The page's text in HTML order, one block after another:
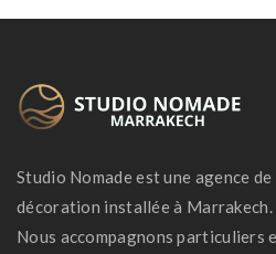
Studio Nomade est une agence
décoration installée à Marrakech.
Nous accompagnons particuliers